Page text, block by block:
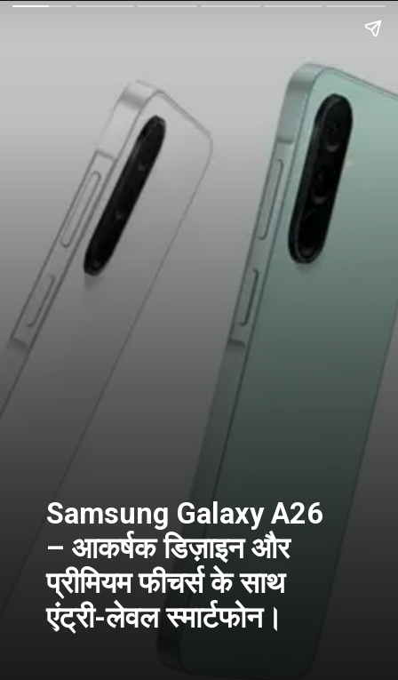
Samsung Galaxy A26
– आकर्षक डिज़ाइन और
प्रीमियम फीचर्स के साथ
एंट्री-लेवल स्मार्टफोन।